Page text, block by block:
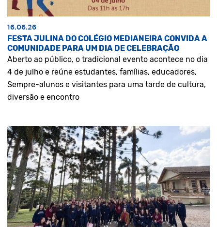
16.06.26
FESTA JULINA DO COLÉGIO MEDIANEIRA CONVIDA A
COMUNIDADE PARA UM DIA DE CELEBRAÇÃO
Aberto ao público, o tradicional evento acontece no dia
4 de julho e reúne estudantes, famílias, educadores,
Sempre-alunos e visitantes para uma tarde de cultura,
diversão e encontro